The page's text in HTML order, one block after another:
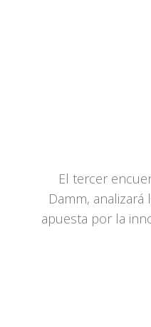
El tercer
Damm,
apuesta por la